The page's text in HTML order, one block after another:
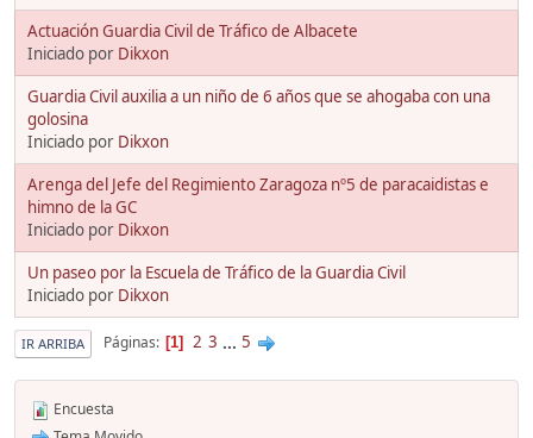
Actuación Guardia Civil de Tráfico de Albacete
Iniciado por Dikxon
Guardia Civil auxilia a un niño de 6 años que se ahogaba con una
golosina
Iniciado por Dikxon
Arenga del Jefe del Regimiento Zaragoza nº5 de paracaidistas e
himno de la GC
Iniciado por Dikxon
Un paseo por la Escuela de Tráfico de la Guardia Civil
Iniciado por Dikxon
IR ARRIBA Páginas 1 2 3 ... 5
Encuesta